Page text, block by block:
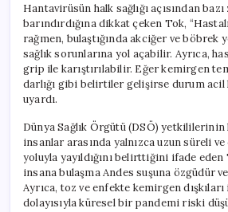
Hantavirüsün halk sağlığı açısından
barındırdığına dikkat çeken Tok,
rağmen, bulaştığında akciğer ve
sağlık sorunlarına yol açabilir. Ayrıca,
grip ile karıştırılabilir. Eğer kemirgen
darlığı gibi belirtiler gelişirse durum acil
uyardı.
Dünya Sağlık Örgütü (DSÖ)
insanlar arasında yalnızca uzun süreli
yoluyla yayıldığını belirttiğini ifade eden
insana bulaşma Andes suşuna özgüdür
Ayrıca, toz ve enfekte kemirgen dışkıları
dolayısıyla küresel bir pandemi riski